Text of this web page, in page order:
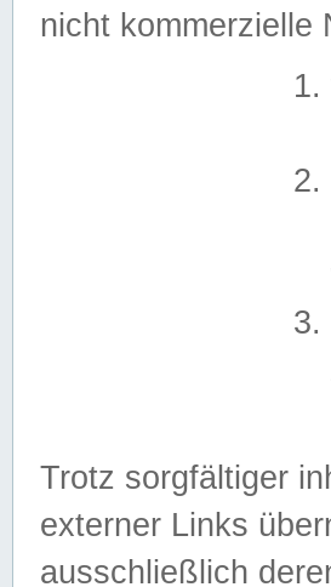
nicht kommerzielle
Trotz sorgfältiger
externer Links
ausschließlich